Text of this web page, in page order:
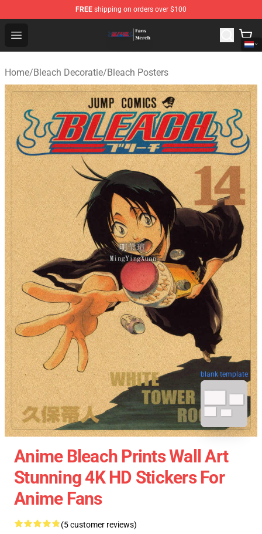
FREE shipping on orders over $100
Open menu
Bleach Store - Official Bleach Merchandise Shop
Home/Bleach Decoratie/Bleach Posters
blank template
Anime Bleach Prints Wall Art
Stunning 4K HD Stickers For
Anime Fans
(5 customer reviews)